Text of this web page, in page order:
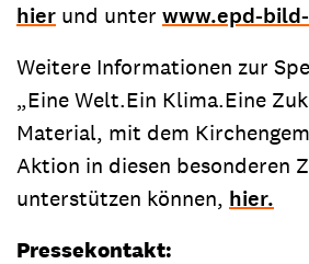
hier und unter www.epd-
Weitere Informationen zur
„Eine Welt.Ein Klima.Eine
Material, mit dem
Aktion in diesen besonderen
unterstützen können, hier.
Pressekontakt: